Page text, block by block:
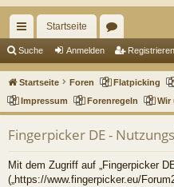
ch
ne
llz
Startseite
en
Suche Anmelden Registrieren
Startseite Foren Flatpicking
Impressum
Forenregeln Wir
Fingerpicker DE -
Mit dem Zugriff auf „Fingerpicker
(„https://www.fingerpicker.eu/